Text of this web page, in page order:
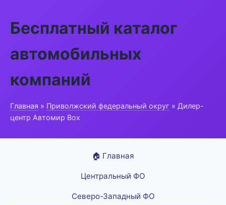
Бесплатный каталог
автомобильных
компаний
Главная » Приволжский федеральный округ » Дилер-
центр Автомир Box
🏠 Главная
Центральный ФО
Северо-Западный ФО